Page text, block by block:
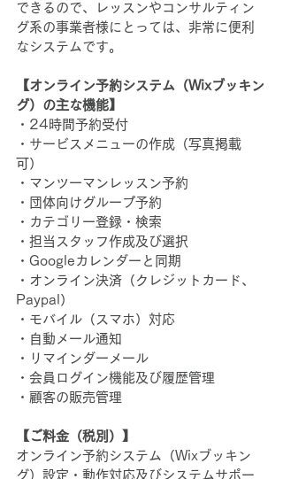
できるので、レッスンやコンサルティン
グ系の事業者様にとっては、非常に便利
なシステムです。
【オンライン予約システム（Wixブッキン
グ）の主な機能】
・24時間予約受付
・サービスメニューの作成（写真掲載
可）
・マンツーマンレッスン予約
・団体向けグループ予約
・カテゴリー登録・検索
・担当スタッフ作成及び選択
・Googleカレンダーと同期
・オンライン決済（クレジットカード、
Paypal）
・モバイル（スマホ）対応
・自動メール通知
・リマインダーメール
・会員ログイン機能及び履歴管理
・顧客の販売管理
【ご料金（税別）】
オンライン予約システム（Wixブッキン
グ）設定・動作対応及びシステムサポー